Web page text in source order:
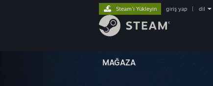
MAĞAZA
Steam'i Yükleyin giriş yap dil